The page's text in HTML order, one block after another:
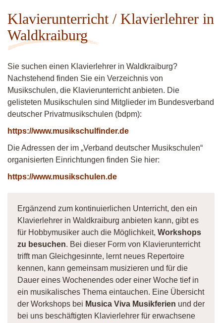
Klavierunterricht / Klavierlehrer in
Waldkraiburg
Sie suchen einen Klavierlehrer in Waldkraiburg?
Nachstehend finden Sie ein Verzeichnis von
Musikschulen, die Klavierunterricht anbieten. Die
gelisteten Musikschulen sind Mitglieder im Bundesverband
deutscher Privatmusikschulen (bdpm):
https://www.musikschulfinder.de
Die Adressen der im „Verband deutscher Musikschulen“
organisierten Einrichtungen finden Sie hier:
https://www.musikschulen.de
Ergänzend zum kontinuierlichen Unterricht, den ein
Klavierlehrer in Waldkraiburg anbieten kann, gibt es
für Hobbymusiker auch die Möglichkeit, Workshops
zu besuchen. Bei dieser Form von Klavierunterricht
trifft man Gleichgesinnte, lernt neues Repertoire
kennen, kann gemeinsam musizieren und für die
Dauer eines Wochenendes oder einer Woche tief in
ein musikalisches Thema eintauchen. Eine Übersicht
der Workshops bei Musica Viva Musikferien und der
bei uns beschäftigten Klavierlehrer für erwachsene